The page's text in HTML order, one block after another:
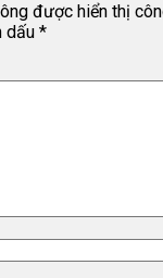
được hiển thị
dấu *